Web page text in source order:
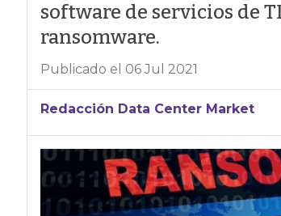
software de servicios de
ransomware.
Publicado el 06 Jul 2021
Redacción Data Center Market